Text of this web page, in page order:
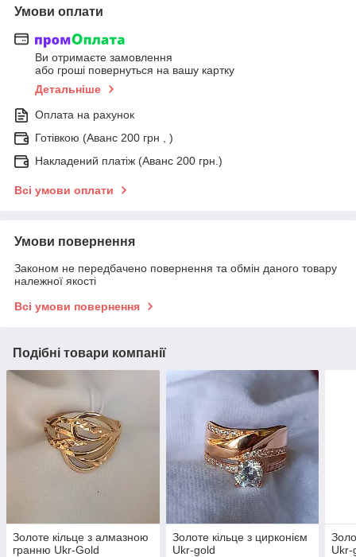
Умови оплати
Ви отримаєте замовлення
або гроші повернуться на вашу картку
Детальніше
Оплата на рахунок
Готівкою (Аванс 200 грн , )
Накладений платіж (Аванс 200 грн.)
Всі умови оплати
Умови повернення
Законом не передбачено повернення та обмін даного товару
належної якості
Всі умови повернення
Подібні товари компанії
Золоте кільце з алмазною
гранню Ukr-Gold
Золоте кільце з цирконієм
Ukr-gold
Ukr-